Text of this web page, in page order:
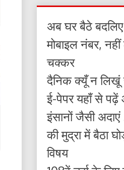
अब घर बैठे
मोबाइल नंबर,
चक्कर
दैनिक क्यूँ न
ई-पेपर यहाँ से
इंसानों जैसी
की मुद्रा में बैठा
विषय